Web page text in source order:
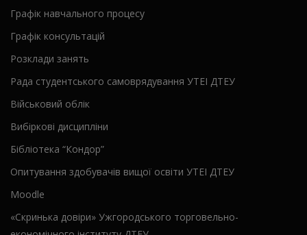
Графік навчального процесу
Графік консультацій
Розклади занять
Рада студентського самоврядування УТЕІ ДТЕУ
Військовий облік
Вибіркові дисципліни
Бібліотека “Кондор”
Опитування здобувачів вищої освіти УТЕІ ДТЕУ
Moodle
«Скринька довіри» Ужгородського торговельно-